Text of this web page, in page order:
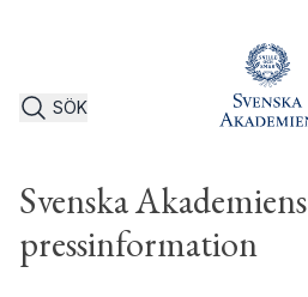
SÖK
Svenska Akademiens
pressinformation